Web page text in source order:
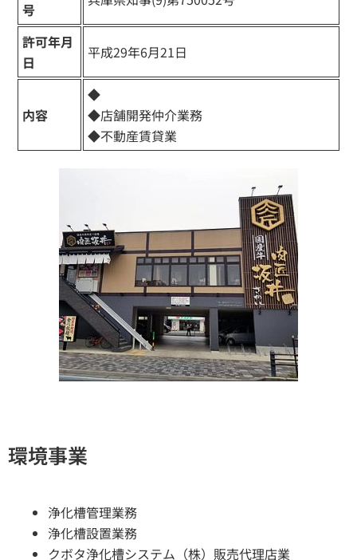
号
許可年月
日
平成29年6月21日
内容
◆
◆店舗開発仲介業務
◆不動産賃貸業
環境事業
浄化槽管理業務
浄化槽設置業務
クボタ浄化槽システム（株）販売代理店業